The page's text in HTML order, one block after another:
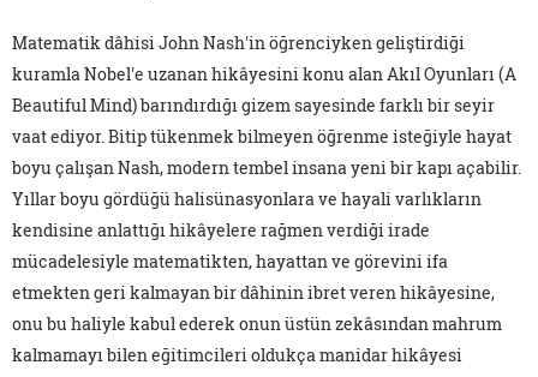
Matematik dâhisi John Nash'in öğrenciyken geliştirdiği
kuramla Nobel'e uzanan hikâyesini konu alan Akıl Oyunları (A
Beautiful Mind) barındırdığı gizem sayesinde farklı bir seyir
vaat ediyor. Bitip tükenmek bilmeyen öğrenme isteğiyle hayat
boyu çalışan Nash, modern tembel insana yeni bir kapı açabilir.
Yıllar boyu gördüğü halisünasyonlara ve hayali varlıkların
kendisine anlattığı hikâyelere rağmen verdiği irade
mücadelesiyle matematikten, hayattan ve görevini ifa
etmekten geri kalmayan bir dâhinin ibret veren hikâyesine,
onu bu haliyle kabul ederek onun üstün zekâsından mahrum
kalmamayı bilen eğitimcileri oldukça manidar hikâyesi